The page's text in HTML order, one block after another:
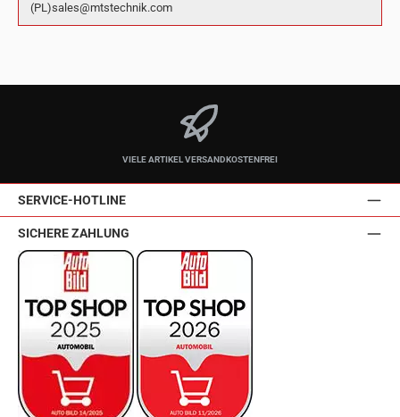
(PL)sales@mtstechnik.com
VIELE ARTIKEL VERSANDKOSTENFREI
SERVICE-HOTLINE
SICHERE ZAHLUNG